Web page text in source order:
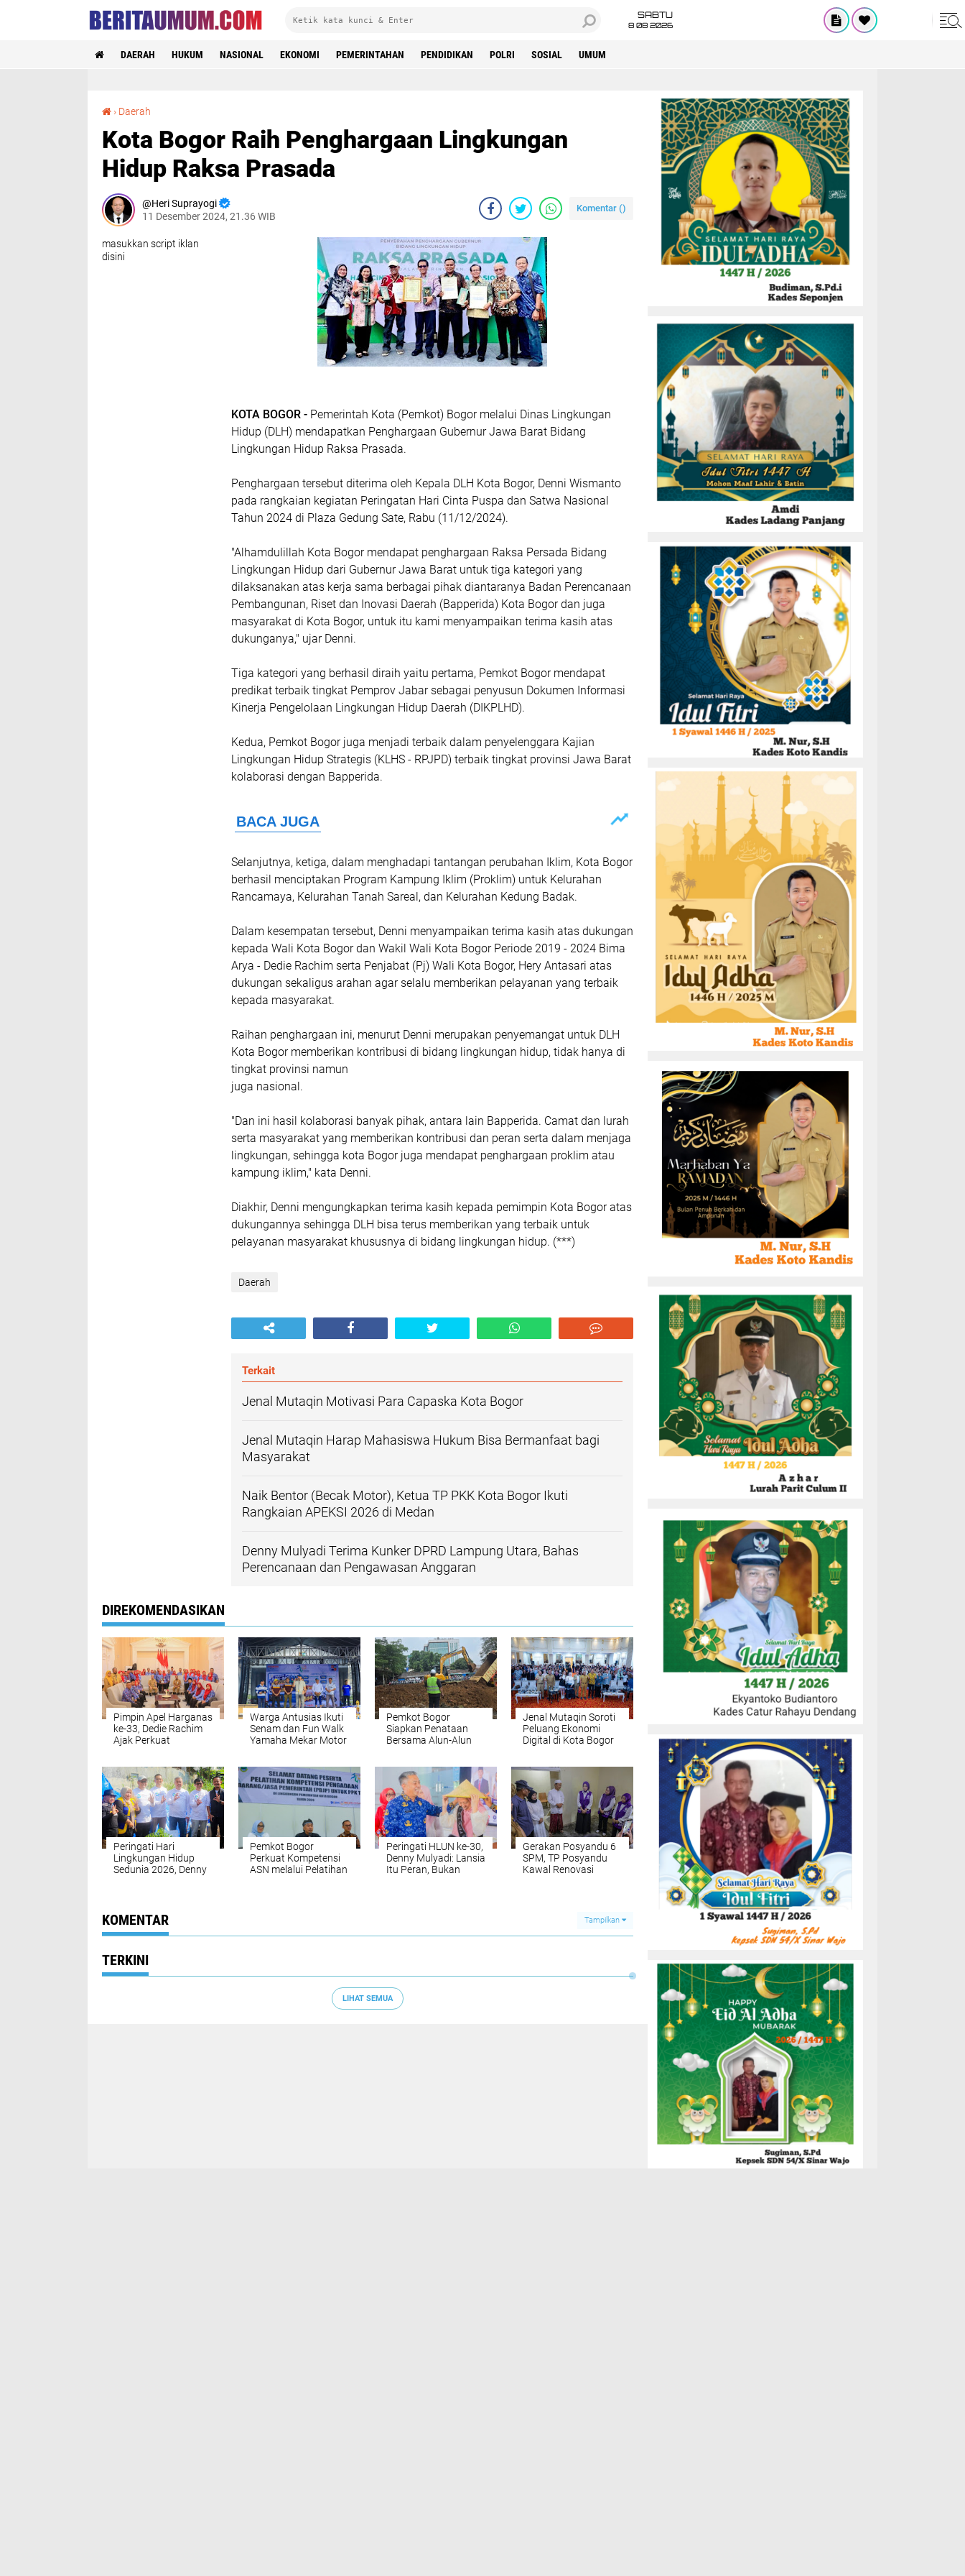
SABTU
8 08 2026
DAERAH HUKUM NASIONAL EKONOMI PEMERINTAHAN PENDIDIKAN POLRI SOSIAL UMUM
› Daerah
Kota Bogor Raih Penghargaan Lingkungan
Hidup Raksa Prasada
Heri Suprayogi
11 Desember 2024, 21.36 WIB
Komentar ()
masukkan script iklan
disini
KOTA BOGOR - Pemerintah Kota (Pemkot) Bogor melalui Dinas Lingkungan
Hidup (DLH) mendapatkan Penghargaan Gubernur Jawa Barat Bidang
Lingkungan Hidup Raksa Prasada.
Penghargaan tersebut diterima oleh Kepala DLH Kota Bogor, Denni Wismanto
pada rangkaian kegiatan Peringatan Hari Cinta Puspa dan Satwa Nasional
Tahun 2024 di Plaza Gedung Sate, Rabu (11/12/2024).
"Alhamdulillah Kota Bogor mendapat penghargaan Raksa Persada Bidang
Lingkungan Hidup dari Gubernur Jawa Barat untuk tiga kategori yang
dilaksanakan atas kerja sama berbagai pihak diantaranya Badan Perencanaan
Pembangunan, Riset dan Inovasi Daerah (Bapperida) Kota Bogor dan juga
masyarakat di Kota Bogor, untuk itu kami menyampaikan terima kasih atas
dukunganya," ujar Denni.
Tiga kategori yang berhasil diraih yaitu pertama, Pemkot Bogor mendapat
predikat terbaik tingkat Pemprov Jabar sebagai penyusun Dokumen Informasi
Kinerja Pengelolaan Lingkungan Hidup Daerah (DIKPLHD).
Kedua, Pemkot Bogor juga menjadi terbaik dalam penyelenggara Kajian
Lingkungan Hidup Strategis (KLHS - RPJPD) terbaik tingkat provinsi Jawa Barat
kolaborasi dengan Bapperida.
Selanjutnya, ketiga, dalam menghadapi tantangan perubahan Iklim, Kota Bogor
berhasil menciptakan Program Kampung Iklim (Proklim) untuk Kelurahan
Rancamaya, Kelurahan Tanah Sareal, dan Kelurahan Kedung Badak.
Dalam kesempatan tersebut, Denni menyampaikan terima kasih atas dukungan
kepada Wali Kota Bogor dan Wakil Wali Kota Bogor Periode 2019 - 2024 Bima
Arya - Dedie Rachim serta Penjabat (Pj) Wali Kota Bogor, Hery Antasari atas
dukungan sekaligus arahan agar selalu memberikan pelayanan yang terbaik
kepada masyarakat.
Raihan penghargaan ini, menurut Denni merupakan penyemangat untuk DLH
Kota Bogor memberikan kontribusi di bidang lingkungan hidup, tidak hanya di
tingkat provinsi namun
juga nasional.
"Dan ini hasil kolaborasi banyak pihak, antara lain Bapperida. Camat dan lurah
serta masyarakat yang memberikan kontribusi dan peran serta dalam menjaga
lingkungan, sehingga kota Bogor juga mendapat penghargaan proklim atau
kampung iklim," kata Denni.
Diakhir, Denni mengungkapkan terima kasih kepada pemimpin Kota Bogor atas
dukungannya sehingga DLH bisa terus memberikan yang terbaik untuk
pelayanan masyarakat khususnya di bidang lingkungan hidup. (***)
Daerah
Terkait
Jenal Mutaqin Motivasi Para Capaska Kota Bogor
Jenal Mutaqin Harap Mahasiswa Hukum Bisa Bermanfaat bagi
Masyarakat
Naik Bentor (Becak Motor), Ketua TP PKK Kota Bogor Ikuti
Rangkaian APEKSI 2026 di Medan
Denny Mulyadi Terima Kunker DPRD Lampung Utara, Bahas
Perencanaan dan Pengawasan Anggaran
DIREKOMENDASIKAN
Pimpin Apel Harganas
ke-33, Dedie Rachim
Ajak Perkuat
Warga Antusias Ikuti
Senam dan Fun Walk
Yamaha Mekar Motor
Pemkot Bogor
Siapkan Penataan
Bersama Alun-Alun
Jenal Mutaqin Soroti
Peluang Ekonomi
Digital di Kota Bogor
Peringati Hari
Lingkungan Hidup
Sedunia 2026, Denny
Pemkot Bogor
Perkuat Kompetensi
ASN melalui Pelatihan
Peringati HLUN ke-30,
Denny Mulyadi: Lansia
Itu Peran, Bukan
Gerakan Posyandu 6
SPM, TP Posyandu
Kawal Renovasi
KOMENTAR Tampilkan
TERKINI
LIHAT SEMUA